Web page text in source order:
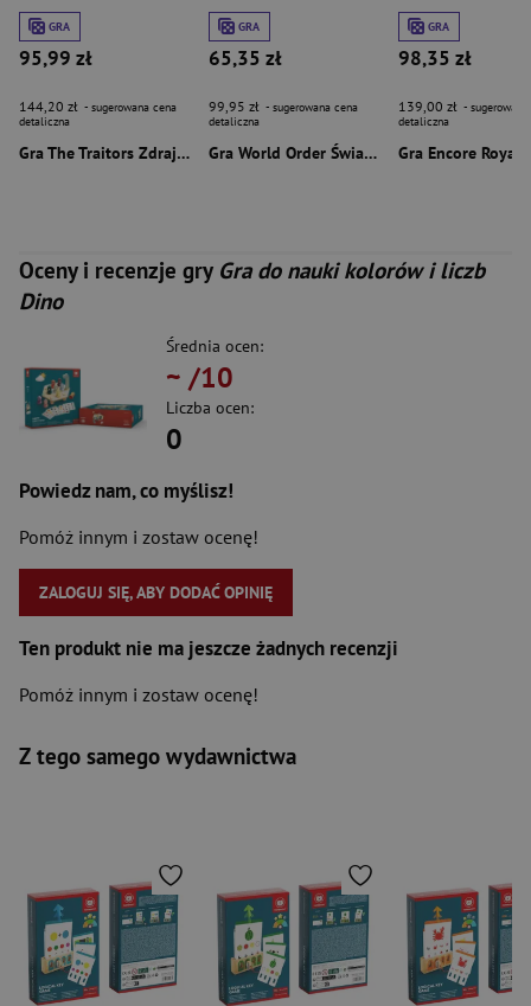
GRA
95,99 zł
144,20 zł - sugerowana cena
detaliczna
Gra The Traitors Zdrajcy
GRA
65,35 zł
99,95 zł - sugerowana cena
detaliczna
Gra World Order Świat w Kryzysie dodatek
GRA
98,35 zł
139,00 zł -
detaliczna
Oceny i recenzje gry Gra do nauki kolorów i liczb
Dino
Średnia ocen:
~ /10
Liczba ocen:
0
Powiedz nam, co myślisz!
Pomóż innym i zostaw ocenę!
ZALOGUJ SIĘ, ABY DODAĆ OPINIĘ
Ten produkt nie ma jeszcze żadnych recenzji
Pomóż innym i zostaw ocenę!
Z tego samego wydawnictwa